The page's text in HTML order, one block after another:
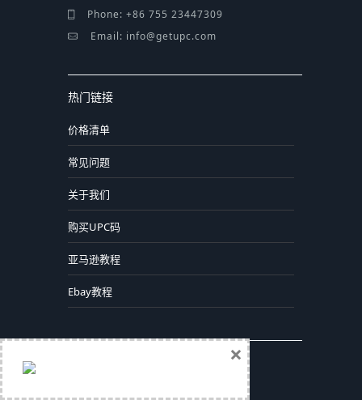
Phone: +86 755 23447309
Email: info@getupc.com
热门链接
价格清单
常见问题
关于我们
购买UPC码
亚马逊教程
Ebay教程
×